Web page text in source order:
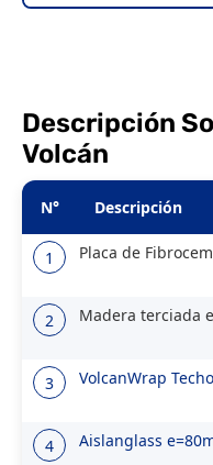
Descripción
Volcán
N° Descripción
1 Placa de
2 Madera terciada
3 VolcanWrap Techo
4 Aislanglass